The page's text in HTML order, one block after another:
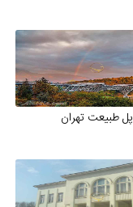
پل طبیعت تهران